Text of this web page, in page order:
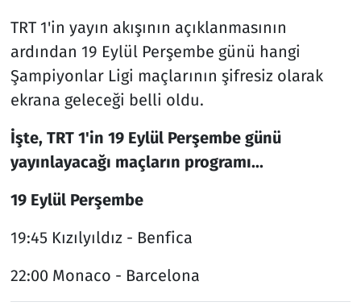
TRT 1'in yayın akışının açıklanmasının
ardından 19 Eylül Perşembe günü hangi
Şampiyonlar Ligi maçlarının şifresiz olarak
ekrana geleceği belli oldu.
İşte, TRT 1'in 19 Eylül Perşembe günü
yayınlayacağı maçların programı...
19 Eylül Perşembe
19:45 Kızılyıldız - Benfica
22:00 Monaco - Barcelona